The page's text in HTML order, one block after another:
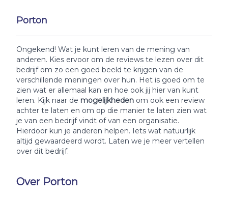
Porton
Ongekend! Wat je kunt leren van de mening van
anderen. Kies ervoor om de reviews te lezen over dit
bedrijf om zo een goed beeld te krijgen van de
verschillende meningen over hun. Het is goed om te
zien wat er allemaal kan en hoe ook jij hier van kunt
leren. Kijk naar de mogelijkheden om ook een review
achter te laten en om op die manier te laten zien wat
je van een bedrijf vindt of van een organisatie.
Hierdoor kun je anderen helpen. Iets wat natuurlijk
altijd gewaardeerd wordt. Laten we je meer vertellen
over dit bedrijf.
Over Porton